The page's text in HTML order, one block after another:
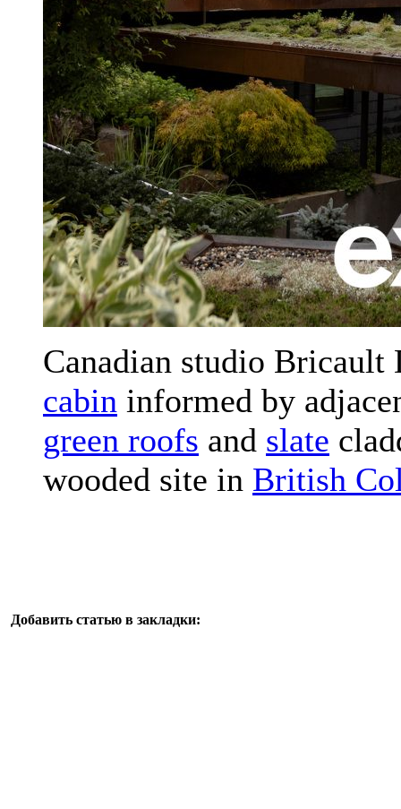
Canadian studio Bricault
cabin informed by
green roofs and slate
wooded site in British
Добавить статью в закладки: